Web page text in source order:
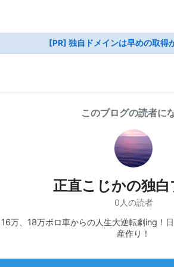
[PR] 独自ドメインは早めの取得
このブログの読者に
正直こじかの独
0人の読者
万、18万ボロ車からの人生大逆転劇ing！
産作り！